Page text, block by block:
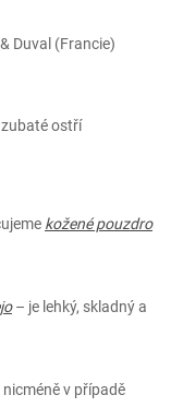
Duval (Francie)
ostří
kožené pouzdro
– je lehký, skladný a
v případě